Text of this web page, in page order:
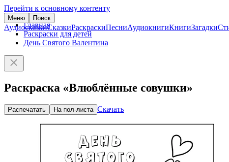
Перейти к основному контенту
Меню Поиск
АудиосказкиСказкиРаскраскиПесниАудиокнигиКнигиЗагадки
Главная
Раскраски для детей
День Святого Валентина
Раскраска «Влюблённые совушки»
Распечатать На пол-листа Скачать